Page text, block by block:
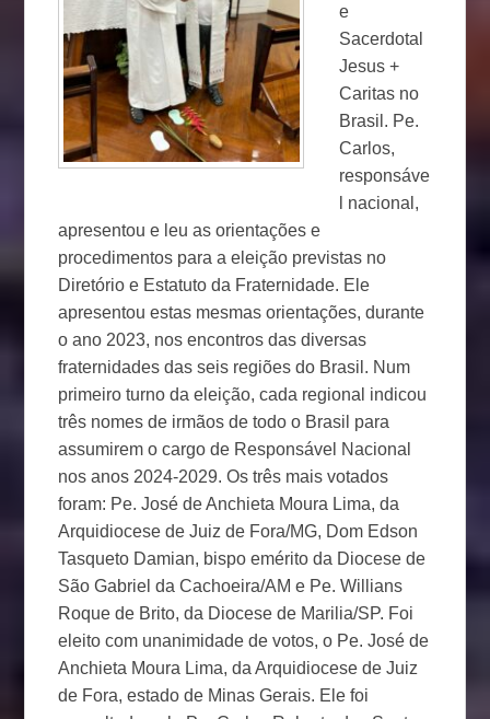
e
Sacerdotal
Jesus +
Caritas no
Brasil. Pe.
Carlos,
responsáve
l nacional,
apresentou e leu as orientações e
procedimentos para a eleição previstas no
Diretório e Estatuto da Fraternidade. Ele
apresentou estas mesmas orientações, durante
o ano 2023, nos encontros das diversas
fraternidades das seis regiões do Brasil. Num
primeiro turno da eleição, cada regional indicou
três nomes de irmãos de todo o Brasil para
assumirem o cargo de Responsável Nacional
nos anos 2024-2029. Os três mais votados
foram: Pe. José de Anchieta Moura Lima, da
Arquidiocese de Juiz de Fora/MG, Dom Edson
Tasqueto Damian, bispo emérito da Diocese de
São Gabriel da Cachoeira/AM e Pe. Willians
Roque de Brito, da Diocese de Marilia/SP. Foi
eleito com unanimidade de votos, o Pe. José de
Anchieta Moura Lima, da Arquidiocese de Juiz
de Fora, estado de Minas Gerais. Ele foi